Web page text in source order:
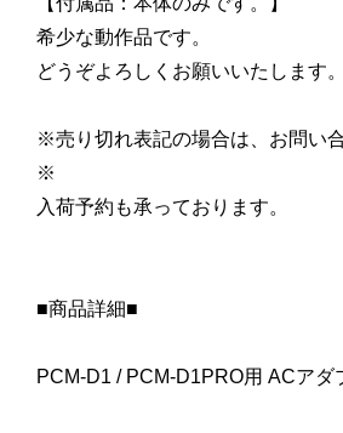
希少な動作品です。
どうぞよろしくお願いいたします。
※売り切れ表記の場合は、お問い
※
入荷予約も承っております。
■商品詳細■
PCM-D1 / PCM-D1PRO用 ACアダ